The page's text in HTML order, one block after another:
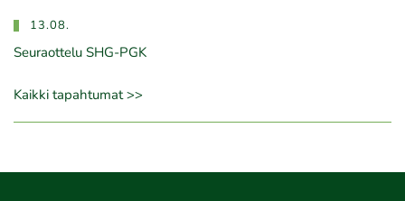
13.08.
Seuraottelu SHG-PGK
Kaikki tapahtumat >>